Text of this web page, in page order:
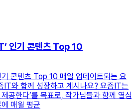
인기 콘텐츠 Top 10
콘텐츠 Top 10 매일 업데이트되는 요
IT와 함께 성장하고 계시나요? 요즘IT는
공한다’를 목표로, 작가님들과 함께 열심
매월 평균